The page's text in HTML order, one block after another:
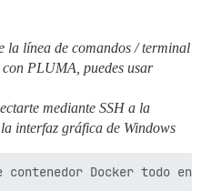
la línea de comandos / terminal
PLUMA, puedes usar
mediante SSH a la
interfaz gráfica de Windows
Docker todo en